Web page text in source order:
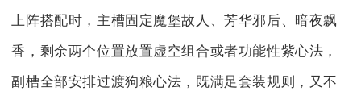
上阵搭配时，主槽固定魔堡故人、芳华邪后、暗夜飘
香，剩余两个位置放置虚空组合或者功能性紫心法，
副槽全部安排过渡狗粮心法，既满足套装规则，又不